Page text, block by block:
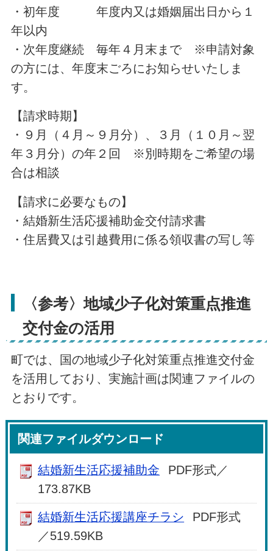
・初年度 年度内又は婚姻届出日から１
年以内
・次年度継続 毎年４月末まで ※申請対象
の方には、年度末ごろにお知らせいたしま
す。
【請求時期】
・９月（４月～９月分）、３月（１０月～翌
年３月分）の年２回 ※別時期をご希望の場
合は相談
【請求に必要なもの】
・結婚新生活応援補助金交付請求書
・住居費又は引越費用に係る領収書の写し等
〈参考〉地域少子化対策重点推進
交付金の活用
町では、国の地域少子化対策重点推進交付金
を活用しており、実施計画は関連ファイルの
とおりです。
関連ファイルダウンロード
結婚新生活応援補助金
PDF形式／
173.87KB
結婚新生活応援講座チラシ
PDF形式
／519.59KB